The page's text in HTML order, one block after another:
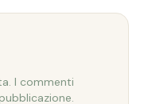
I commenti